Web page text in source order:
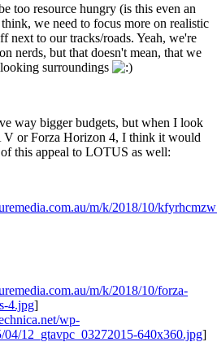
too resource hungry (is this even an
we need to focus more on realistic
next to our tracks/roads. Yeah, we're
nerds, but that doesn't mean, that we
surroundings
way bigger budgets, but when I look
V or Forza Horizon 4, I think it would
this appeal to LOTUS as well:
m/k/2018/10/
m/k/2018/10/forza-
4.jpg]
wp-
04/12_gtavpc_03272015-640x360.jpg]